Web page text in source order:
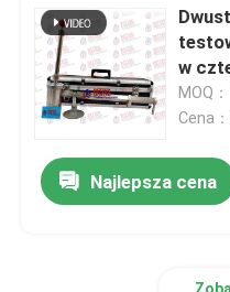
w
MOQ：
Cena
Najlepsza cena